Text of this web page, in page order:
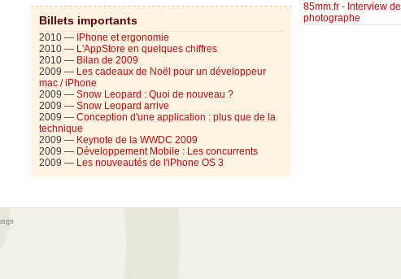
Billets importants
2010 — IPhone et ergonomie
2010 — L'AppStore en quelques chiffres
2010 — Bilan de 2009
2009 — Les cadeaux de Noël pour un développeur
mac / iPhone
2009 — Snow Leopard : Quoi de nouveau ?
2009 — Snow Leopard arrive
2009 — Conception d'une application : plus que de la
technique
2009 — Keynote de la WWDC 2009
2009 — Développement Mobile : Les concurrents
2009 — Les nouveautés de l'iPhone OS 3
85mm.fr - Interview de
photographe